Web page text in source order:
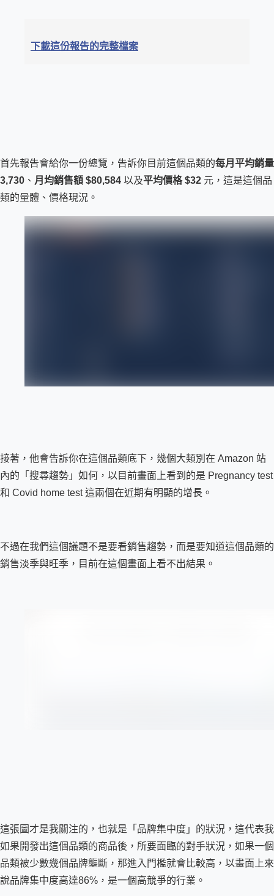
下載這份報告的完整檔案
首先報告會給你一份總覽，告訴你目前這個品類的每月平均銷量
3,730 、 月均銷售額 $80,584 以及平均價格 $32 元，這是這個品
類的量體、價格現況。
接著，他會告訴你在這個品類底下，幾個大類別在 Amazon 站
內的「搜尋趨勢」如何，以目前畫面上看到的是 Pregnancy test
和 Covid home test 這兩個在近期有明顯的增長。
不過在我們這個議題不是要看銷售趨勢，而是要知道這個品類的
銷售淡季與旺季，目前在這個畫面上看不出結果。
這張圖才是我關注的，也就是「品牌集中度」的狀況，這代表我
如果開發出這個品類的商品後，所要面臨的對手狀況，如果一個
品類被少數幾個品牌壟斷，那進入門檻就會比較高，以畫面上來
說品牌集中度高達86%，是一個高競爭的行業。